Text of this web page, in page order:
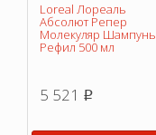
Loreal Лореаль
Абсолют Репер
Молекуляр Шампунь
Рефил 500 мл
5 521 p